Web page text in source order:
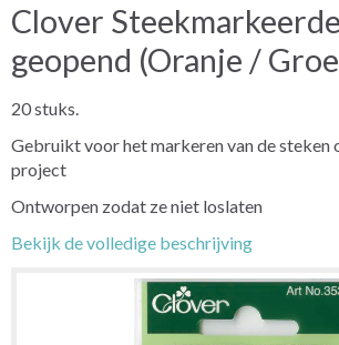
Clover
geopend (Oranje /
20 stuks.
Gebruikt voor het markeren van de steken
project
Ontworpen zodat ze niet loslaten
Bekijk de volledige beschrijving